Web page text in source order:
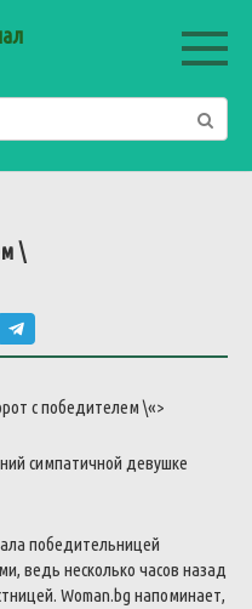
\
спобедителем \«>
симпатичной девушке
победительницей
, ведь несколько часов назад
. Woman.bg напоминает,